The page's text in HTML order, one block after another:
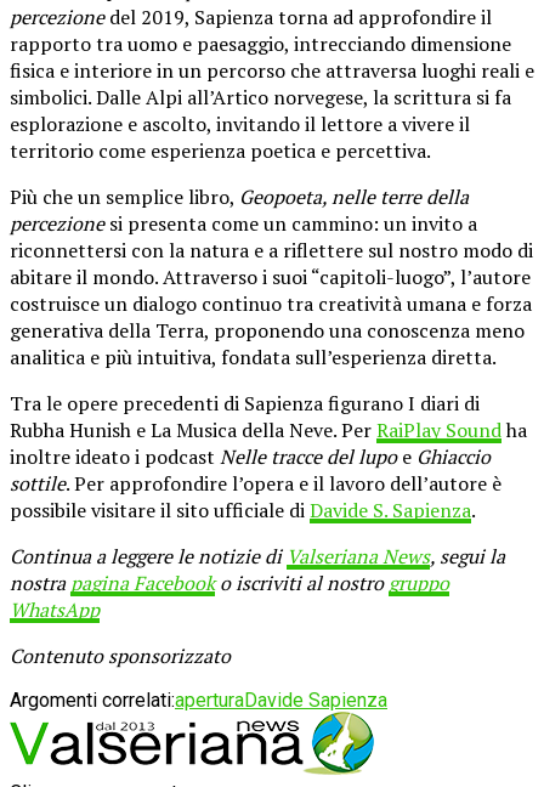
percezionedel 2019, Sapienza torna ad approfondire il
rapporto tra uomo e paesaggio, intrecciando dimensione
fisica e interiore in un percorso che attraversa luoghi reali e
simbolici. Dalle Alpi all’Artico norvegese, la scrittura si fa
esplorazione e ascolto, invitando il lettore a vivere il
territorio come esperienza poetica e percettiva.
Più che un semplice libro, Geopoeta, nelle terre della
percezionesi presenta come un cammino: un invito a
riconnettersi con la natura e a riflettere sul nostro modo di
abitare il mondo. Attraverso i suoi “capitoli-luogo”, l’autore
costruisce un dialogo continuo tra creatività umana e forza
generativa della Terra, proponendo una conoscenza meno
analitica e più intuitiva, fondata sull’esperienza diretta.
Tra le opere precedenti di Sapienza figuranoI diari di
Rubha Hunish eLa Musica della Neve. PerRaiPlay Soundha
inoltre ideato i podcast Nelle tracce del lupoe Ghiaccio
sottile. Per approfondire l’opera e il lavoro dell’autore è
possibile visitare il sito ufficiale diDavide S. Sapienza.
Continua a leggere le notizie di Valseriana News, segui la
nostrapagina Facebooko iscriviti al nostrogruppo
WhatsApp
Contenuto sponsorizzato
Argomenti correlati:aperturaDavide Sapienza